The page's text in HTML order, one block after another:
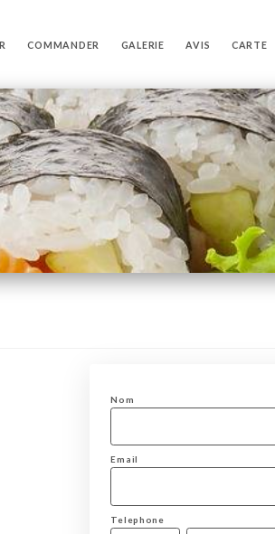
COMMANDER GALERIE AVIS CARTE
Nom
Email
Telephone